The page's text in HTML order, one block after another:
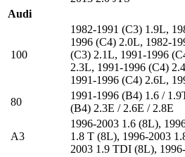
Audi
100
1982-1991 (C3) 1.9L,
1996 (C4) 2.0L, 1982-
(C3) 2.1L, 1991-1996
2.3L, 1991-1996 (C4)
1991-1996 (C4) 2.6L,
80
1991-1996 (B4) 1.6 /
(B4) 2.3E / 2.6E / 2.8E
A3
1996-2003 1.6 (8L),
1.8 T (8L), 1996-2003
2003 1.9 TDI (8L),